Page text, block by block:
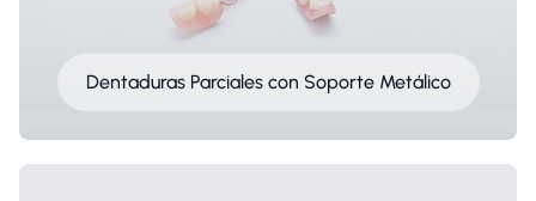
Dentaduras Parciales con Soporte Metálico